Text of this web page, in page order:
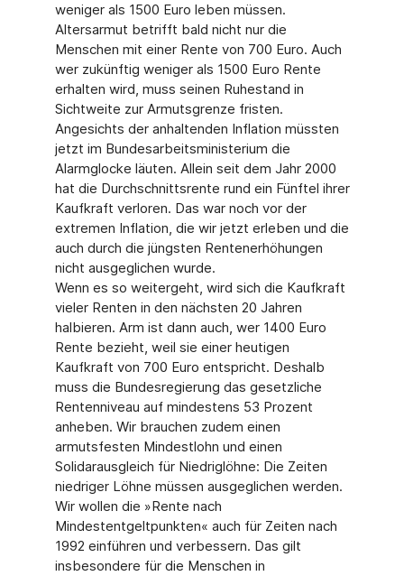
weniger als 1500 Euro leben müssen.
Altersarmut betrifft bald nicht nur die
Menschen mit einer Rente von 700 Euro. Auch
wer zukünftig weniger als 1500 Euro Rente
erhalten wird, muss seinen Ruhestand in
Sichtweite zur Armutsgrenze fristen.
Angesichts der anhaltenden Inflation müssten
jetzt im Bundesarbeitsministerium die
Alarmglocke läuten. Allein seit dem Jahr 2000
hat die Durchschnittsrente rund ein Fünftel ihrer
Kaufkraft verloren. Das war noch vor der
extremen Inflation, die wir jetzt erleben und die
auch durch die jüngsten Rentenerhöhungen
nicht ausgeglichen wurde.
Wenn es so weitergeht, wird sich die Kaufkraft
vieler Renten in den nächsten 20 Jahren
halbieren. Arm ist dann auch, wer 1400 Euro
Rente bezieht, weil sie einer heutigen
Kaufkraft von 700 Euro entspricht. Deshalb
muss die Bundesregierung das gesetzliche
Rentenniveau auf mindestens 53 Prozent
anheben. Wir brauchen zudem einen
armutsfesten Mindestlohn und einen
Solidarausgleich für Niedriglöhne: Die Zeiten
niedriger Löhne müssen ausgeglichen werden.
Wir wollen die »Rente nach
Mindestentgeltpunkten« auch für Zeiten nach
1992 einführen und verbessern. Das gilt
insbesondere für die Menschen in